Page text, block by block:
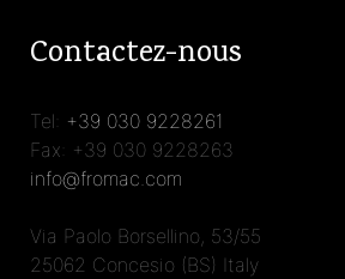
Contactez-nous
Tel: +39 030 9228261
Fax: +39 030 9228263
info@fromac.com
Via Paolo Borsellino, 53/55
25062 Concesio (BS) Italy